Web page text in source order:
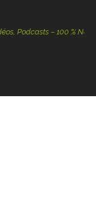
Podcasts – 100 % Nature